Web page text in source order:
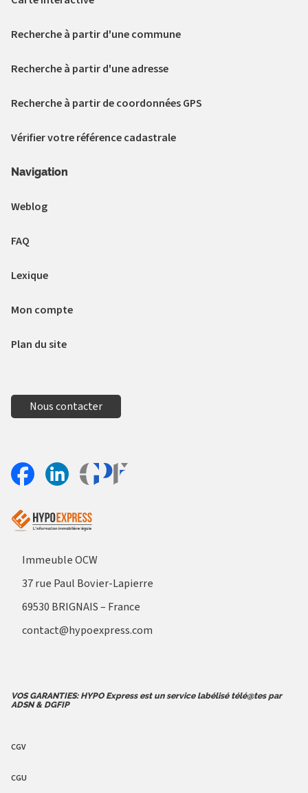
Recherche à partir d'une commune
Recherche à partir d'une adresse
Recherche à partir de coordonnées GPS
Vérifier votre référence cadastrale
Navigation
Weblog
FAQ
Lexique
Mon compte
Plan du site
Nous contacter
Immeuble OCW
37 rue Paul Bovier-Lapierre
69530 BRIGNAIS – France
contact@hypoexpress.com
VOS GARANTIES: HYPO Express est un service labélisé télé@tes par
ADSN & DGFIP
CGV
CGU